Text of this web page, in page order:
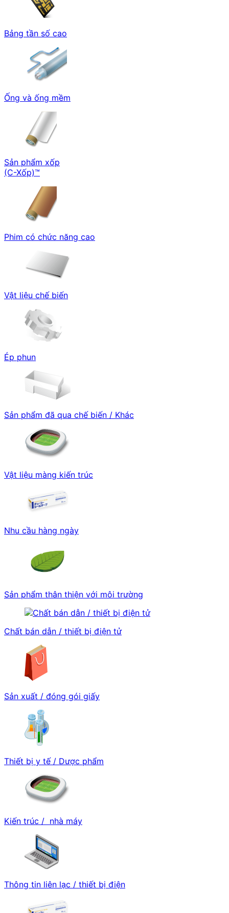
Bảng tần số cao
Ống và ống mềm
Sản phẩm xốp
(C-Xốp)™
Phim có chức năng cao
Vật liệu chế biến
Ép phun
Sản phẩm đã qua chế biến / Khác
Vật liệu màng kiến trúc
Nhu cầu hàng ngày
Sản phẩm thân thiện với môi trường
Chất bán dẫn / thiết bị điện tử
Sản xuất / đóng gói giấy
Thiết bị y tế / Dược phẩm
Kiến trúc / nhà máy
Thông tin liên lạc / thiết bị điện